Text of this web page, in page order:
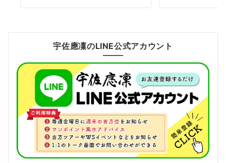
宇佐應凜のLINE公式アカウント